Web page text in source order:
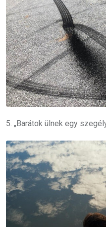
5. „Barátok ülnek egy